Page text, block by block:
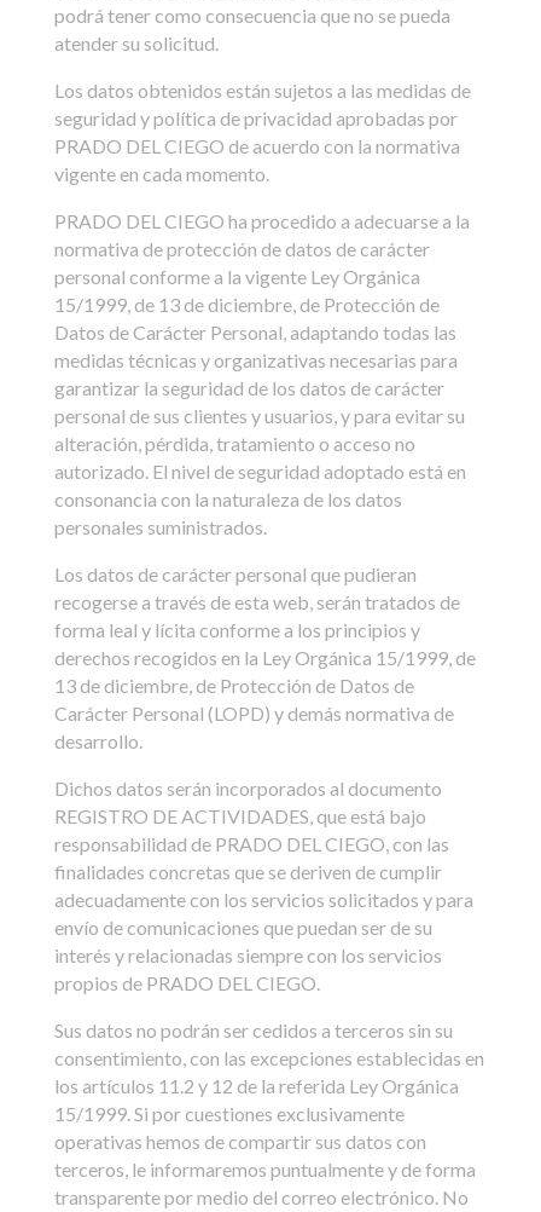
podrá tener como consecuencia que no se pueda
atender su solicitud.
Los datos obtenidos están sujetos a las medidas de
seguridad y política de privacidad aprobadas por
PRADO DEL CIEGO de acuerdo con la normativa
vigente en cada momento.
PRADO DEL CIEGO ha procedido a adecuarse a la
normativa de protección de datos de carácter
personal conforme a la vigente Ley Orgánica
15/1999, de 13 de diciembre, de Protección de
Datos de Carácter Personal, adaptando todas las
medidas técnicas y organizativas necesarias para
garantizar la seguridad de los datos de carácter
personal de sus clientes y usuarios, y para evitar su
alteración, pérdida, tratamiento o acceso no
autorizado. El nivel de seguridad adoptado está en
consonancia con la naturaleza de los datos
personales suministrados.
Los datos de carácter personal que pudieran
recogerse a través de esta web, serán tratados de
forma leal y lícita conforme a los principios y
derechos recogidos en la Ley Orgánica 15/1999, de
13 de diciembre, de Protección de Datos de
Carácter Personal (LOPD) y demás normativa de
desarrollo.
Dichos datos serán incorporados al documento
REGISTRO DE ACTIVIDADES, que está bajo
responsabilidad de PRADO DEL CIEGO, con las
finalidades concretas que se deriven de cumplir
adecuadamente con los servicios solicitados y para
envío de comunicaciones que puedan ser de su
interés y relacionadas siempre con los servicios
propios de PRADO DEL CIEGO.
Sus datos no podrán ser cedidos a terceros sin su
consentimiento, con las excepciones establecidas en
los artículos 11.2 y 12 de la referida Ley Orgánica
15/1999. Si por cuestiones exclusivamente
operativas hemos de compartir sus datos con
terceros, le informaremos puntualmente y de forma
transparente por medio del correo electrónico. No